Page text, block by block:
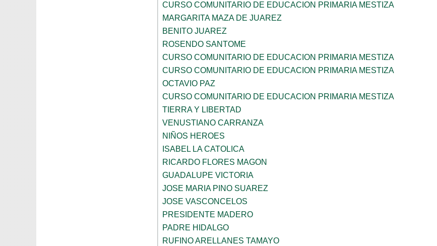
CURSO COMUNITARIO DE EDUCACION PRIMARIA MESTIZA
MARGARITA MAZA DE JUAREZ
BENITO JUAREZ
ROSENDO SANTOME
CURSO COMUNITARIO DE EDUCACION PRIMARIA MESTIZA
CURSO COMUNITARIO DE EDUCACION PRIMARIA MESTIZA
OCTAVIO PAZ
CURSO COMUNITARIO DE EDUCACION PRIMARIA MESTIZA
TIERRA Y LIBERTAD
VENUSTIANO CARRANZA
NIÑOS HEROES
ISABEL LA CATOLICA
RICARDO FLORES MAGON
GUADALUPE VICTORIA
JOSE MARIA PINO SUAREZ
JOSE VASCONCELOS
PRESIDENTE MADERO
PADRE HIDALGO
RUFINO ARELLANES TAMAYO